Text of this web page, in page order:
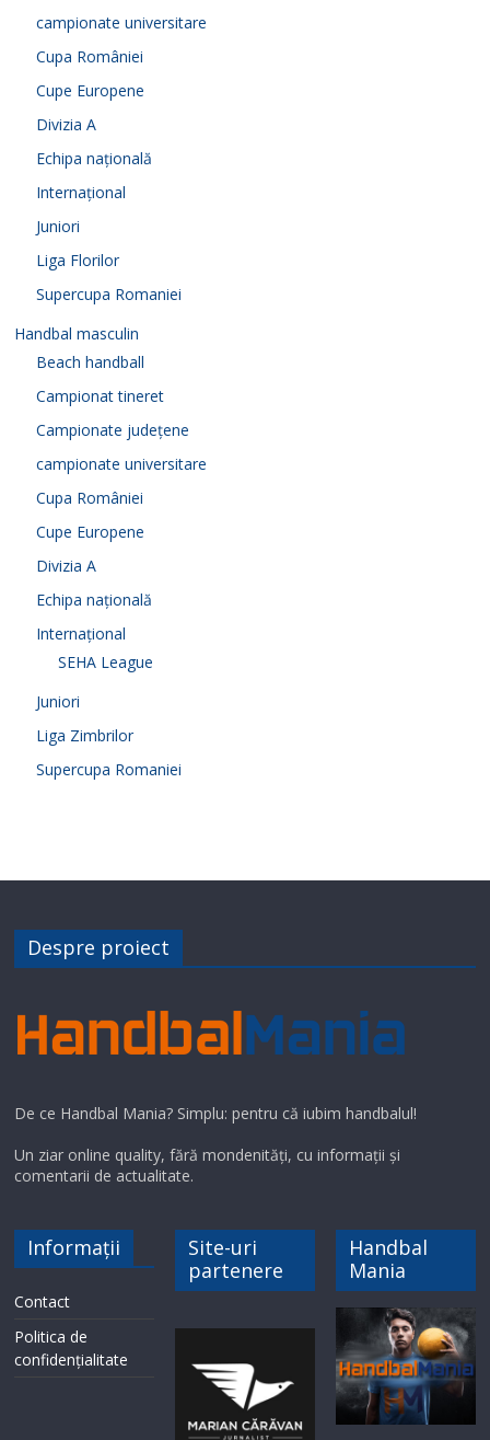
campionate universitare
Cupa României
Cupe Europene
Divizia A
Echipa națională
Internațional
Juniori
Liga Florilor
Supercupa Romaniei
Handbal masculin
Beach handball
Campionat tineret
Campionate județene
campionate universitare
Cupa României
Cupe Europene
Divizia A
Echipa națională
Internațional
SEHA League
Juniori
Liga Zimbrilor
Supercupa Romaniei
Despre proiect
De ce Handbal Mania? Simplu: pentru că iubim handbalul!
Un ziar online quality, fără mondenități, cu informații și
comentarii de actualitate.
Informații
Contact
Politica de
confidențialitate
Site-uri
partenere
Handbal
Mania